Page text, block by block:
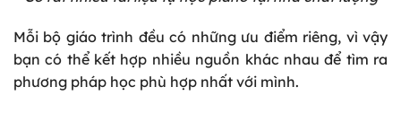
Mỗi bộ giáo trình đều có những ưu điểm riêng, vì vậy
bạn có thể kết hợp nhiều nguồn khác nhau để tìm ra
phương pháp học phù hợp nhất với mình.